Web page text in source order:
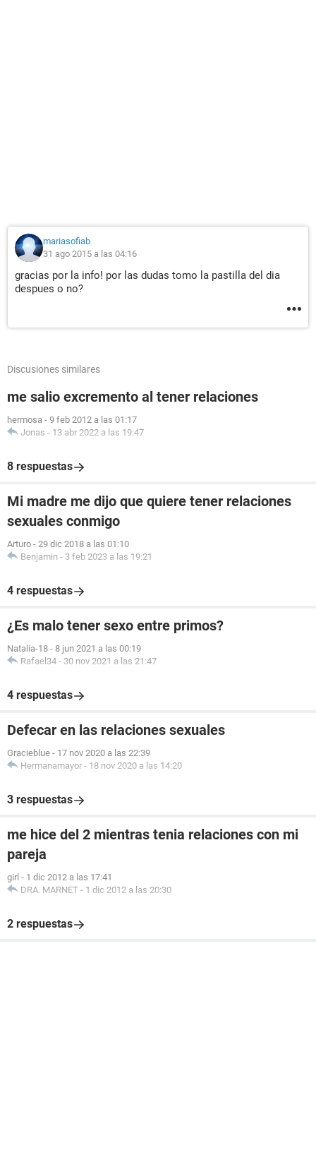
mariasofiab
31 ago 2015 a las 04:16
gracias por la info! por las dudas tomo la pastilla del dia
despues o no?
Discusiones similares
me salio excremento al tener relaciones
hermosa - 9 feb 2012 a las 01:17
Jonas - 13 abr 2022 a las 19:47
8 respuestas
Mi madre me dijo que quiere tener relaciones
sexuales conmigo
Arturo - 29 dic 2018 a las 01:10
Benjamin - 3 feb 2023 a las 19:21
4 respuestas
¿Es malo tener sexo entre primos?
Natalia-18 - 8 jun 2021 a las 00:19
Rafael34 - 30 nov 2021 a las 21:47
4 respuestas
Defecar en las relaciones sexuales
Gracieblue - 17 nov 2020 a las 22:39
Hermanamayor - 18 nov 2020 a las 14:20
3 respuestas
me hice del 2 mientras tenia relaciones con mi
pareja
girl - 1 dic 2012 a las 17:41
DRA. MARNET - 1 dic 2012 a las 20:30
2 respuestas